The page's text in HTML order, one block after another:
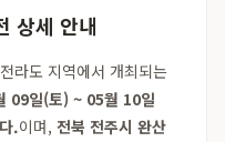
상세 안내
라도 지역에서 개최되는
09일(토) ~ 05월 10일
.이며, 전북 전주시 완산